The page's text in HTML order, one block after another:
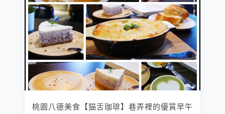
桃園八德美食【猫舌珈琲】巷弄裡的優質早午